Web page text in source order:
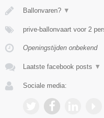
Ballonvaren? ▼
prive-ballonvaart voor 2
Openingstijden onbekend
Laatste facebook posts ▼
Sociale media: